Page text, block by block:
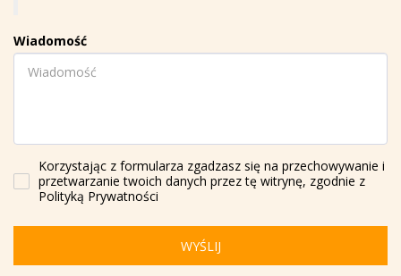
Wiadomość
Korzystając z formularza zgadzasz się na przechowywanie i
przetwarzanie twoich danych przez tę witrynę, zgodnie z
Polityką Prywatności
WYŚLIJ